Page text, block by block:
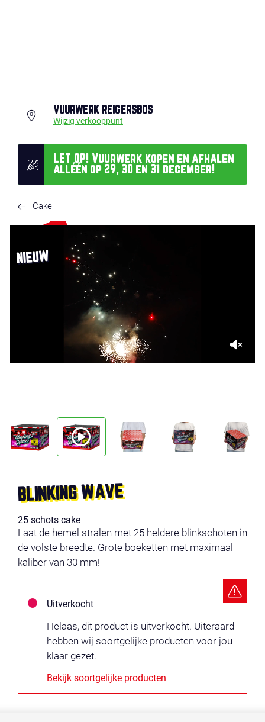
VUURWERK REIGERSBOS
Wijzig verkooppunt
LET OP! Vuurwerk kopen en afhalen
alléén op 29, 30 en 31 december!
Cake
NIEUW
BLINKING WAVE
25 schots cake
Laat de hemel stralen met 25 heldere blinkschoten in
de volste breedte. Grote boeketten met maximaal
kaliber van 30 mm!
Uitverkocht
Helaas, dit product is uitverkocht. Uiteraard
hebben wij soortgelijke producten voor jou
klaar gezet.
Bekijk soortgelijke producten